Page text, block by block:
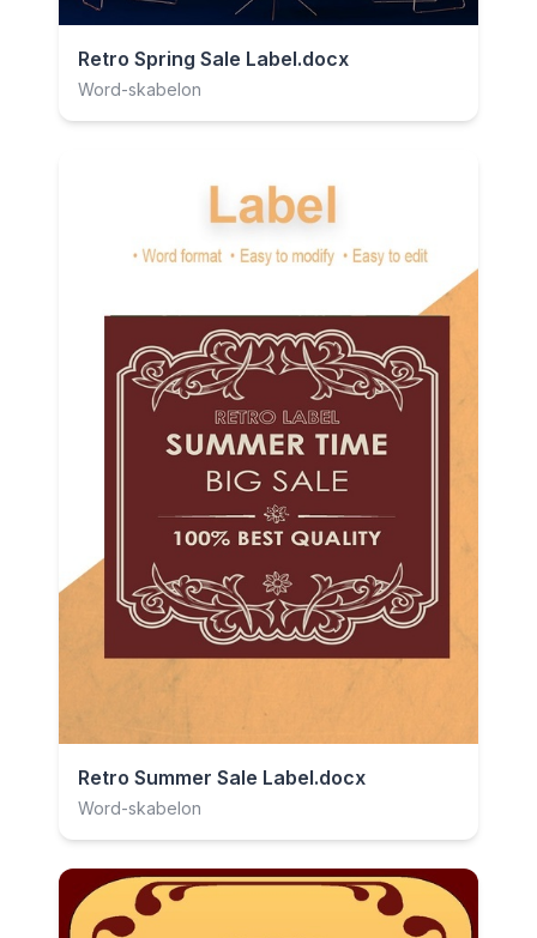
Retro Spring Sale Label.docx
Word-skabelon
Retro Summer Sale Label.docx
Word-skabelon